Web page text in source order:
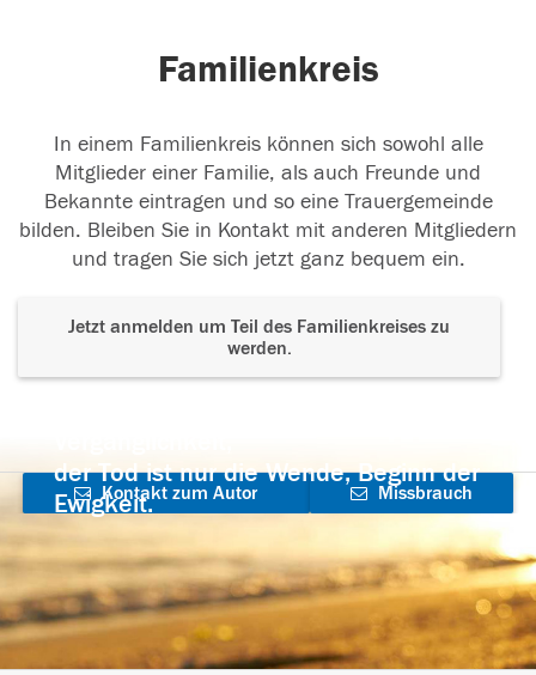
Familienkreis
In einem Familienkreis können sich sowohl alle
Mitglieder einer Familie, als auch Freunde und
Bekannte eintragen und so eine Trauergemeinde
bilden. Bleiben Sie in Kontakt mit anderen Mitgliedern
und tragen Sie sich jetzt ganz bequem ein.
Jetzt anmelden um Teil des Familienkreises zu
werden.
der Tod ist nur die Wende, Beginn der
Ewigkeit.
Kontakt zum Autor
aufnehmen
Missbrauch